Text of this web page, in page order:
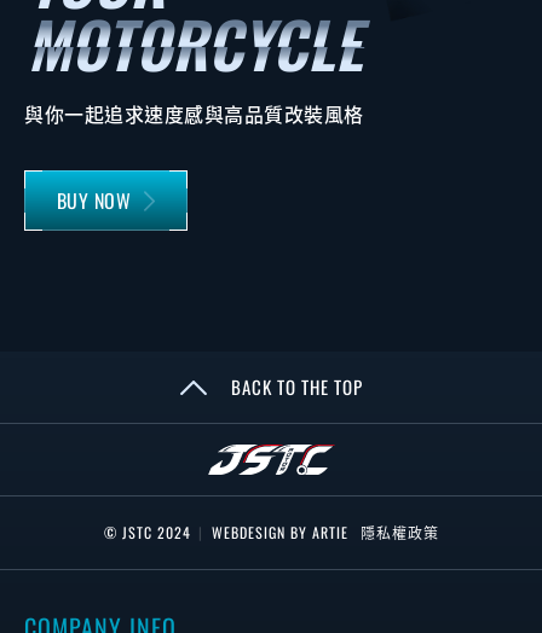
與你一起追求速度感與高品質改裝風格
BUY NOW
BACK TO THE TOP
© JSTC 2024 | WEBDESIGN BY ARTIE 隱私權政策